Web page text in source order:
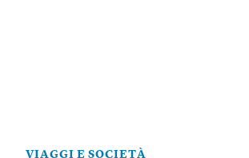
VIAGGI E SOCIETÀ